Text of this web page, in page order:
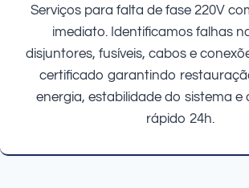
Serviços para falta de fase 220V
imediato. Identificamos falhas
disjuntores, fusíveis, cabos e
certificado garantindo
energia, estabilidade do sistema e
rápido 24h.